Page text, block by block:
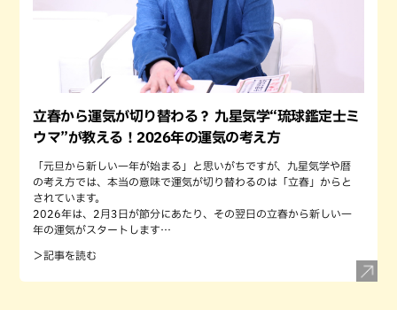
立春から運気が切り替わる？ 九星気学“琉球鑑定士ミ
ウマ”が教える！2026年の運気の考え方
「元旦から新しい一年が始まる」と思いがちですが、九星気学や暦
の考え方では、本当の意味で運気が切り替わるのは「立春」からと
されています。
2026年は、2月3日が節分にあたり、その翌日の立春から新しい一
年の運気がスタートします…
＞記事を読む